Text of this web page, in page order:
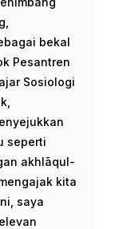
bekal
Pesantren
Sosiologi
seperti
akhlāqul-
kita
saya